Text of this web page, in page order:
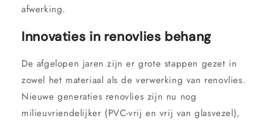
afwerking.
Innovaties in renovlies behang
De afgelopen jaren zijn er grote stappen gezet in
zowel het materiaal als de verwerking van renovlies.
Nieuwe generaties renovlies zijn nu nog
milieuvriendelijker (PVC-vrij en vrij van glasvezel),